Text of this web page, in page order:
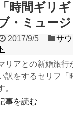
「時間ギリ
・ミュージ
2017/9/5 サ
ト
リアとの新婚旅行
訳をするセリフ
。
事を読む